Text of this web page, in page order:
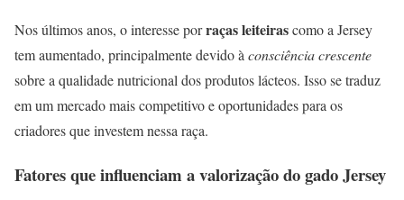
Nos últimos anos, o interesse porraças leiteirascomo a Jersey
tem aumentado, principalmente devido à consciência crescente
sobre a qualidade nutricional dos produtos lácteos. Isso se traduz
em um mercado mais competitivo e oportunidades para os
criadores que investem nessa raça.
Fatores que influenciam a valorização do gado Jersey